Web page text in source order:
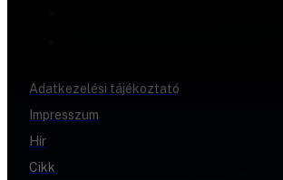
Adatkezelési tájékoztató
Impresszum
Hír
Cikk